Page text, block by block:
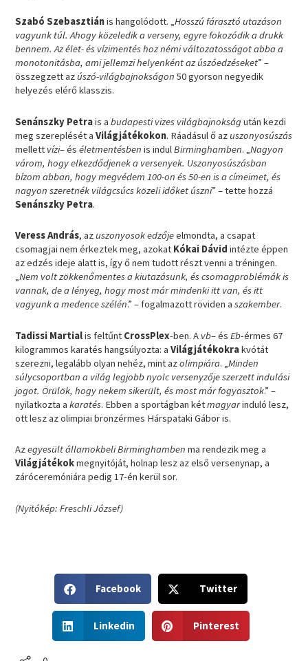
Szabó Szebasztiánis hangolódott. „Hosszú fárasztó utazáson
vagyunk túl. Ahogy közeledik a verseny, egyre fokozódik a drukk
bennem. Az élet- és vízimentés hoz némi változatosságot abba a
monotonitásba, ami jellemzi helyenként az úszóedzéseket” –
összegzett azúszó-világbajnokságon 50 gyorson negyedik
helyezés elérő klasszis.
Senánszky Petrais abudapesti vizes világbajnokságután kezdi
meg szereplését aVilágjátékokon. Ráadásul ő azuszonyosúszás
mellett vízi– éséletmentésbenis indulBirminghamben. „Nagyon
várom, hogy elkezdődjenek a versenyek. Uszonyosúszásban
bízom abban, hogy megvédem 100-on és 50-en is a címeimet, és
nagyon szeretnék világcsúcs közeli időket úszni” – tette hozzá
Senánszky Petra.
Veress András, azuszonyosok edzőjeelmondta, a csapat
csomagjai nem érkeztek meg, azokat Kókai Dávid intézte éppen
az edzés ideje alatt is, így ő nem tudott részt venni a tréningen.
„Nem volt zökkenőmentes a kiutazásunk, és csomagproblémák is
vannak, de a lényeg, hogy most már mindenki itt van, és itt
vagyunk a medence szélén.” – fogalmazott röviden aszakember.
Tadissi Martialis feltűnt CrossPlex-ben. A vb– ésEb-érmes 67
kilogrammos karatés hangsúlyozta: aVilágjátékokrakvótát
szerezni, legalább olyan nehéz, mint azolimpiára. „Minden
súlycsoportban a világ legjobb nyolc versenyzője szerzett indulási
jogot. Örülök, hogy nekem sikerült, és most már fogyasztok.” –
nyilatkozta akaratés. Ebben a sportágban kétmagyarinduló lesz,
ott lesz az olimpiai bronzérmes Hárspataki Gábor is.
Azegyesült államokbeli Birminghamben ma rendezik meg a
Világjátékokmegnyitóját, holnap lesz az első versenynap, a
záróceremóniára pedig 17-én kerül sor.
(Nyitókép: Freschli József)
h
r
Facebook
h
Twitter
h
Linkedin
h
Pinterest